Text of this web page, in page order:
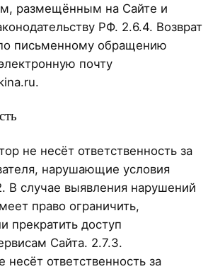
размещённым на Сайте и
РФ. 2.6.4. Возврат
письменному обращению
почту
не несёт ответственность за
нарушающие условия
В случае выявления нарушений
право ограничить,
прекратить доступ
Сайта. 2.7.3.
несёт ответственность за